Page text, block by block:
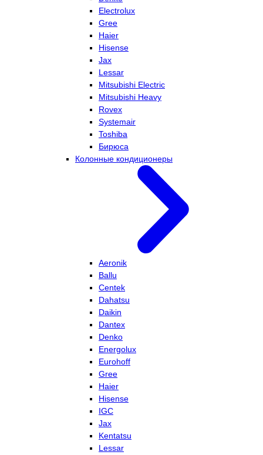
Electrolux
Gree
Haier
Hisense
Jax
Lessar
Mitsubishi Electric
Mitsubishi Heavy
Rovex
Systemair
Toshiba
Бирюса
Колонные кондиционеры
Aeronik
Ballu
Centek
Dahatsu
Daikin
Dantex
Denko
Energolux
Eurohoff
Gree
Haier
Hisense
IGC
Jax
Kentatsu
Lessar